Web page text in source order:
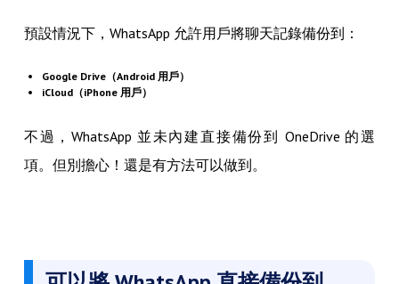
預設情況下，WhatsApp 允許用戶將聊天記錄備份到：
Google Drive（Android 用戶）
iCloud（iPhone 用戶）
不過，WhatsApp 並未內建直接備份到 OneDrive 的選
項。但別擔心！還是有方法可以做到。